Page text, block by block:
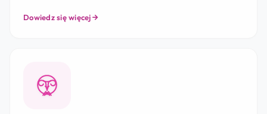
Dowiedz się więcej